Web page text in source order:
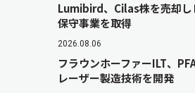
Lumibird、Cilas株を売却し
保守事業を取得
2026.08.06
フラウンホーファーILT、
レーザー製造技術を開発